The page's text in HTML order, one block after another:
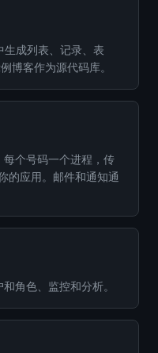
生成列表、记录、表
博客作为源代码库。
个号码一个进程，传
的应用。邮件和通知通
角色、监控和分析。